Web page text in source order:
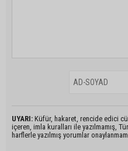
UYARI: Küfür, hakaret, rencide edici
içeren, imla kuralları ile yazılmamış,
harflerle yazılmış yorumlar